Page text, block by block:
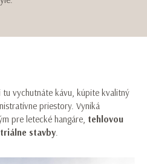
vychutnáte kávu, kúpite kvalitný
priestory. Vyniká
pre letecké hangáre, tehlovou
stavby